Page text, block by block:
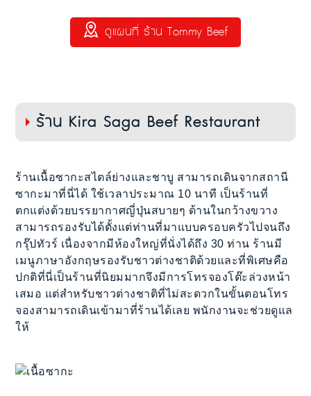
ดูแผนที่ ร้าน Tommy Beef
ร้าน Kira Saga Beef Restaurant
ร้านเนื้อซากะสไตล์ย่างและชาบู สามารถเดินจากสถานี
ซากะมาที่นี่ได้ ใช้เวลาประมาณ 10 นาที เป็นร้านที่
ตกแต่งด้วยบรรยากาศญี่ปุ่นสบายๆ ด้านในกว้างขวาง
สามารถรองรับได้ตั้งแต่ท่านที่มาแบบครอบครัวไปจนถึง
กรุ๊ปทัวร์ เนื่องจากมีห้องใหญ่ที่นั่งได้ถึง 30 ท่าน ร้านมี
เมนูภาษาอังกฤษรองรับชาวต่างชาติด้วยและที่พิเศษคือ
ปกติที่นี่เป็นร้านที่นิยมมากจึงมีการโทรจองโต๊ะล่วงหน้า
เสมอ แต่สำหรับชาวต่างชาติที่ไม่สะดวกในขั้นตอนโทร
จองสามารถเดินเข้ามาที่ร้านได้เลย พนักงานจะช่วยดูแล
ให้